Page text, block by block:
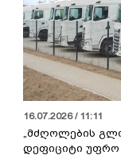
16.07.2026 / 11:11
„მძღოლების
დეფიციტი უფრო